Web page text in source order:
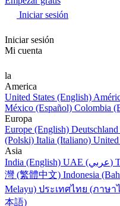
Iniciar sesión
Iniciar sesión
Mi cuenta
la
America
United States (English)
México (Español) Colombia
Europa
Europe (English)
(Polski) Italia (Italiano)
Asia
India (English)
UAE (عربي)
灣 (繁體中文) Indonesia
Melayu) ประเทศไทย (ภาษา
本語)